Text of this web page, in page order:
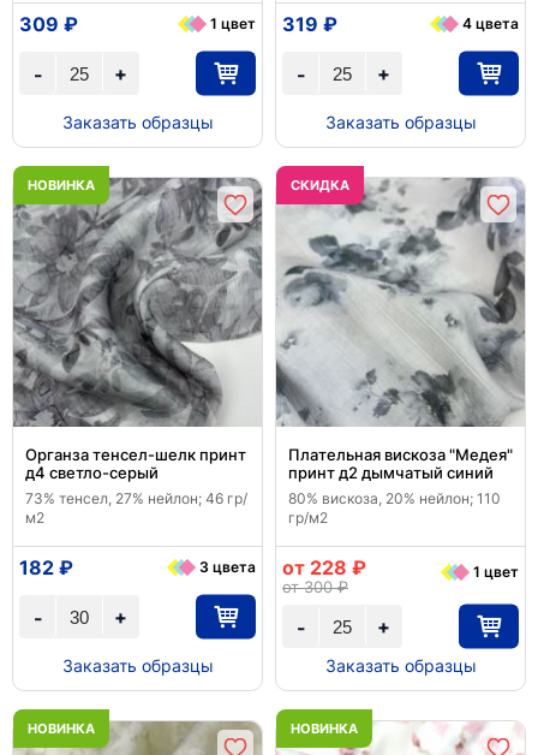
+
-
309 ₽ 1 цвет
Заказать образцы
+
-
319 ₽ 4 цвета
Заказать образцы
НОВИНКА
Органза тенсел-шелк принт
д4 светло-серый
73% тенсел, 27% нейлон; 46 гр/
м2
+
-
182 ₽ 3 цвета
Заказать образцы
CКИДКА
Плательная вискоза "Медея"
принт д2 дымчатый синий
80% вискоза, 20% нейлон; 110
гр/м2
+
-
от 228 ₽
от 300 ₽
1 цвет
Заказать образцы
НОВИНКА НОВИНКА